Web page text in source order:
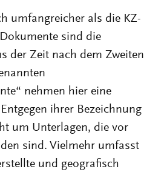
umfangreicher als die KZ-
sind die
der Zeit nach dem Zweiten
nehmen hier eine
ihrer Bezeichnung
um Unterlagen, die vor
sind. Vielmehr umfasst
und geografisch